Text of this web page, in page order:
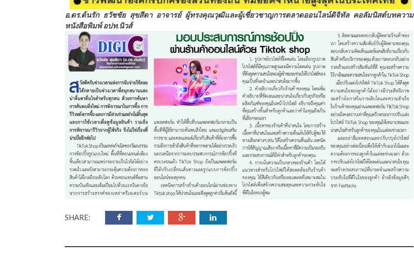
อ.ดร.ต้นรัก ธวัชชัย สุขสีดา อาจารย์ ผู้ทรงคุณวุฒิและผู้เชี่ยวชาญการตลาดออนไลน์ดิจิทัล คอลัมนิสต์บทความ
หนังสือพิมพ์ อปท.นิวส์
SHARE: